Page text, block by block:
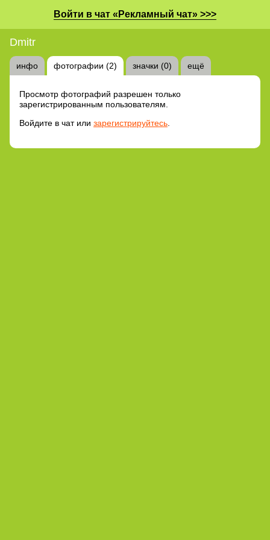
Войти в чат «Рекламный чат» >>>
Dmitr
инфо фотографии (2) значки (0) ещё
Просмотр фотографий разрешен только
зарегистрированным пользователям.
Войдите в чат или зарегистрируйтесь